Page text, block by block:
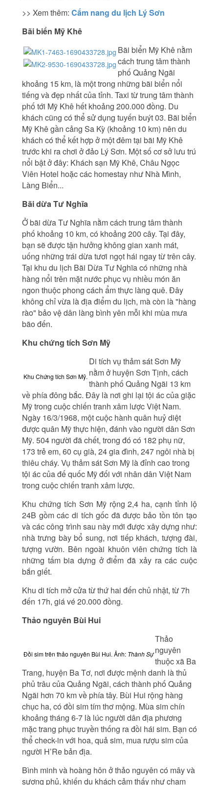
>> Xem thêm: Cẩm nang du lịch Lý Sơn
Bãi biển Mỹ Khê
Bãi biển Mỹ Khê nằm
cách trung tâm thành
phố Quảng Ngãi
khoảng 15 km, là một trong những bãi biển nổi
tiếng và đẹp nhất của tỉnh. Taxi từ trung tâm thành
phố tới Mỹ Khê hết khoảng 200.000 đồng. Du
khách cũng có thể sử dụng tuyến buýt 03. Bãi biển
Mỹ Khê gần cảng Sa Kỳ (khoảng 10 km) nên du
khách có thể kết hợp ở một đêm tại bãi Mỹ Khê
trước khi ra chơi ở đảo Lý Sơn. Một số cơ sở lưu trú
nổi bật ở đây: Khách sạn Mỹ Khê, Châu Ngọc
Viên Hotel hoặc các homestay như Nhà Mình,
Làng Biển...
Bãi dừa Tư Nghĩa
Ở bãi dừa Tư Nghĩa nằm cách trung tâm thành
phố khoảng 10 km, có khoảng 200 cây. Tại đây,
bạn sẽ được tận hưởng không gian xanh mát,
uống những trái dừa tươi ngọt hái ngay từ trên cây.
Tại khu du lịch Bãi Dừa Tư Nghĩa có những nhà
hàng nổi trên mặt nước phục vụ nhiều món ăn
ngon thuộc phong cách ẩm thực làng quê. Đây
không chỉ vừa là địa điểm du lịch, mà còn là "hàng
rào" bảo vệ dân làng bình yên mỗi khi mùa mưa
bão đến.
Khu chứng tích Sơn Mỹ
Khu Chứng tích Sơn Mỹ.
Di tích vụ thảm sát Sơn Mỹ
nằm ở huyện Sơn Tịnh, cách
thành phố Quảng Ngãi 13 km
về phía đông bắc. Đây là nơi ghi lại tội ác của giặc
Mỹ trong cuộc chiến tranh xâm lược Việt Nam.
Ngày 16/3/1968, một cuộc hành quân huỷ diệt
được quân Mỹ thực hiện, đánh vào người dân Sơn
Mỹ. 504 người đã chết, trong đó có 182 phụ nữ,
173 trẻ em, 60 cụ già, 24 gia đình, 247 ngôi nhà bị
thiêu cháy. Vụ thảm sát Sơn Mỹ là đỉnh cao trong
tội ác của đế quốc Mỹ đối với nhân dân Việt Nam
trong cuộc chiến tranh xâm lược.
Khu chứng tích Sơn Mỹ rộng 2,4 ha, cạnh tỉnh lộ
24B gồm các di tích gốc đã được bảo tồn tôn tạo
và các công trình sau này mới được xây dựng như:
nhà trưng bày bổ sung, nơi tiếp khách, tượng đài,
tượng vườn. Bên ngoài khuôn viên chứng tích là
những tấm bia dựng ở điểm đã xảy ra các cuộc
bắn giết.
Khu di tích mở cửa từ thứ hai đến chủ nhật, từ 7h
đến 17h, giá vé 20.000 đồng.
Thảo nguyên Bùi Hui
Đồi sim trên thảo nguyên Bùi Hui. Ảnh: Thành Sự
Thảo
nguyên
thuộc xã Ba
Trang, huyện Ba Tơ, nơi được mệnh danh là thủ
phủ trâu của Quảng Ngãi, cách thành phố Quảng
Ngãi hơn 70 km về phía tây. Bùi Hui rộng hàng
chục ha, có đồi sim tím thơ mộng. Mùa sim chín
khoảng tháng 6-7 là lúc người dân địa phương
mặc trang phục truyền thống ra đồi hái sim. Bạn có
thể check-in với hoa, quả sim, mua rượu sim của
người H’Re bản địa.
Bình minh và hoàng hôn ở thảo nguyên có mây và
sương phủ, khiến du khách cảm thấy như chạm